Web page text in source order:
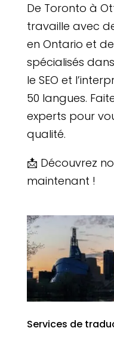
De Toronto à
travaille avec
en Ontario et
spécialisés
le SEO et
50 langues.
experts pour
qualité.
📩 Découvrez
maintenant !
Services de